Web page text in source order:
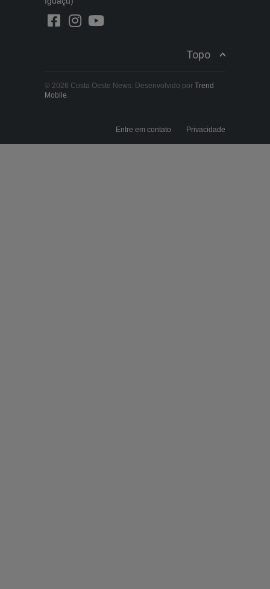
Topo
© 2026 Costa Oeste News. Desenvolvido por Trend
Mobile.
Entre em contato Privacidade